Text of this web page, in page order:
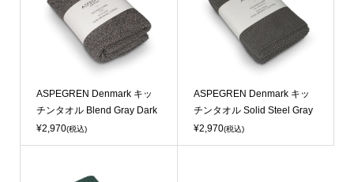
ASPEGREN Denmark キッ
チンタオル Blend Gray Dark
¥2,970(税込)
ASPEGREN Denmark キッ
チンタオル Solid Steel Gray
¥2,970(税込)